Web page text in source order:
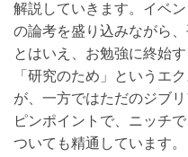
解説していきます。イベ
の論考を盛り込みながら
とはいえ、お勉強に終始
「研究のため」というエ
が、一方ではただのジブ
ピンポイントで、ニッチ
ついても精通しています